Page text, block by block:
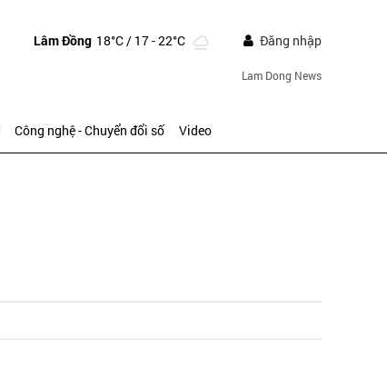
Lâm Đồng 18°C/ 17 - 22°C Đăng nhập
Lam Dong News
Công nghệ - Chuyển đổi số Video